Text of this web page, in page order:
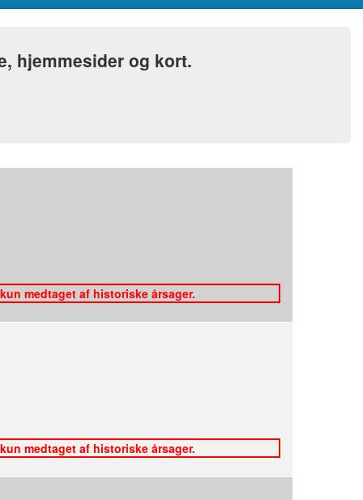
hjemmesider og kort.
medtaget af historiske årsager.
medtaget af historiske årsager.